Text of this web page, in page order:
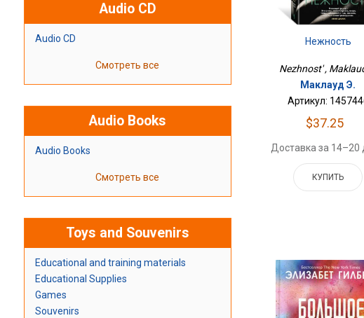
Audio CD
Audio CD
Смотреть все
Audio Books
Audio Books
Смотреть все
Toys and Souvenirs
Educational and training materials
Educational Supplies
Games
Souvenirs
Нежность
Nezhnost' ,
Маклауд Э.
Артикул:
$37.25
Доставка за 14–20
КУПИТЬ